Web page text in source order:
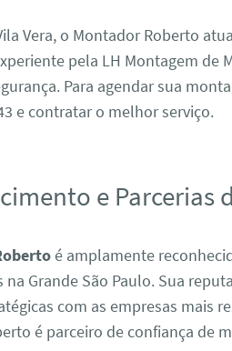
Vera, o Montador Roberto
pela LH Montagem de
Para agendar sua
e contratar o melhor serviço.
e Parcerias
é amplamente
na Grande São Paulo. Sua
com as empresas mais
é parceiro de confiança de